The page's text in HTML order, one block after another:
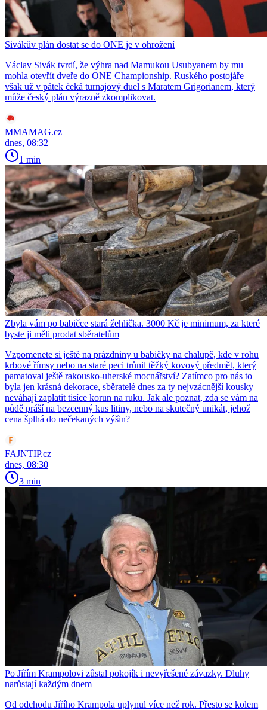
Sivákův plán dostat se do ONE je v ohrožení
Václav Sivák tvrdí, že výhra nad Mamukou Usubyanem by mu
mohla otevřít dveře do ONE Championship. Ruského postojáře
však už v pátek čeká turnajový duel s Maratem Grigorianem, který
může český plán výrazně zkomplikovat.
MMAMAG.cz
dnes, 08:32
1 min
Zbyla vám po babičce stará žehlička. 3000 Kč je minimum, za které
byste ji měli prodat sběratelům
Vzpomenete si ještě na prázdniny u babičky na chalupě, kde v rohu
krbové římsy nebo na staré peci trůnil těžký kovový předmět, který
pamatoval ještě rakousko-uherské mocnářství? Zatímco pro nás to
byla jen krásná dekorace, sběratelé dnes za ty nejvzácnější kousky
neváhají zaplatit tisíce korun na ruku. Jak ale poznat, zda se vám na
půdě práší na bezcenný kus litiny, nebo na skutečný unikát, jehož
cena šplhá do nečekaných výšin?
FAJNTIP.cz
dnes, 08:30
3 min
Po Jiřím Krampolovi zůstal pokojík i nevyřešené závazky. Dluhy
narůstají každým dnem
Od odchodu Jiřího Krampola uplynul více než rok. Přesto se kolem